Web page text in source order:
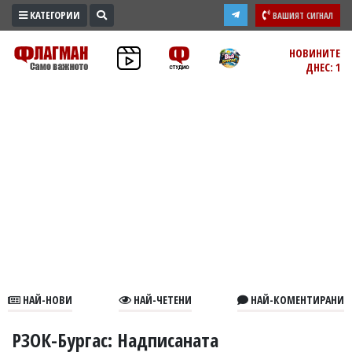
ПРОМО
ЗОНА
В
КАТЕГОРИИ ВАШИЯТ СИГНАЛ
НОВИНИТЕ
ДНЕС: 1
НАЙ-НОВИ НАЙ-ЧЕТЕНИ НАЙ-КОМЕНТИРАНИ
РЗОК-Бургас: Надписаната